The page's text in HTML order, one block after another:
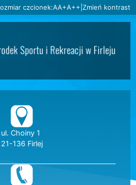
Przejdź do wyszukiwarki
czcionek:Ustaw domyślną czcionkę
AUstaw większą czcionkę
A+Ustaw największą
A++ Zmień kontrast
»
Dane
ul. Choiny 1
21-136 Firlej